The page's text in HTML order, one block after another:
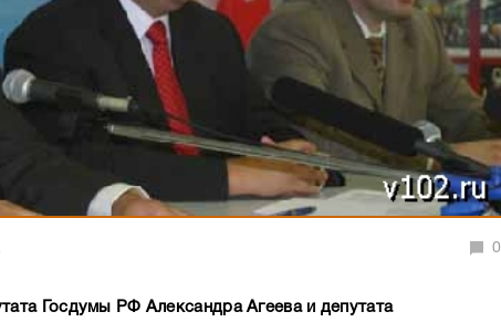
0
Госдумы РФ Александра Агеева и депутата